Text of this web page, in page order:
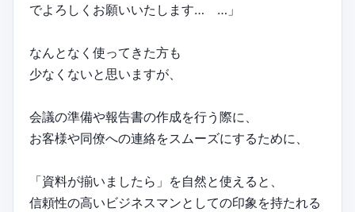
でよろしくお願いいたします… …」
なんとなく使ってきた方も
少なくないと思いますが、
会議の準備や報告書の作成を行う際に、
お客様や同僚への連絡をスムーズにするために、
「資料が揃いましたら」を自然と使えると、
信頼性の高いビジネスマンとしての印象を持たれる